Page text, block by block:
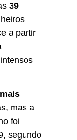
39
a partir
mas a
foi
segundo